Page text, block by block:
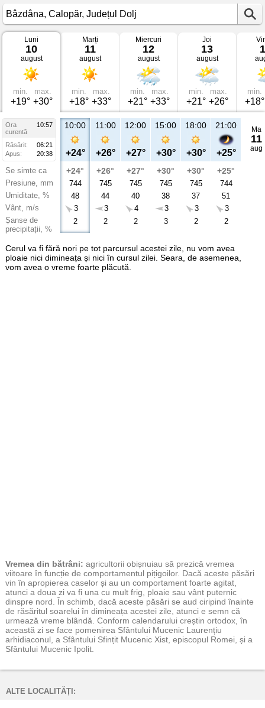
Vremea
Bâzdâna
Calopăr,
Județul
Luni
10
august
min.
+19°
max.
+30°
Marți
11
august
min.
+18°
max.
+33°
Miercuri
12
august
min.
+21°
max.
+33°
Joi
13
august
min.
+21°
max.
+26°
min.
+18°
Ora
10:57
curentă
Răsărit:
06:21
Apus:
20:38
Se simte ca
Presiune, mm
Umiditate, %
Vânt, m/s
Șanse de
precipitații, %
10:00
+24°
+24°
744
48
3
2
11:00
+26°
+26°
745
44
3
2
12:00
+27°
+27°
745
40
4
2
15:00
+30°
+30°
745
38
3
3
18:00
+30°
+30°
745
37
3
2
21:00
+25°
+25°
744
51
3
2
Ma
11
aug
Cerul va fi fără nori pe tot parcursul acestei zile, nu vom avea
ploaie nici dimineața și nici în cursul zilei. Seara, de asemenea,
vom avea o vreme foarte plăcută.
Vremea din bătrâni: agricultorii obișnuiau să prezică vremea
viitoare în funcție de comportamentul pițigoilor. Dacă aceste păsări
vin în apropierea caselor și au un comportament foarte agitat,
atunci a doua zi va fi una cu mult frig, ploaie sau vânt puternic
dinspre nord. În schimb, dacă aceste păsări se aud ciripind înainte
de răsăritul soarelui în dimineața acestei zile, atunci e semn că
urmează vreme blândă. Conform calendarului creștin ortodox, în
această zi se face pomenirea Sfântului Mucenic Laurențiu
arhidiaconul, a Sfântului Sfințit Mucenic Xist, episcopul Romei, și a
Sfântului Mucenic Ipolit.
ALTE LOCALITĂȚI: